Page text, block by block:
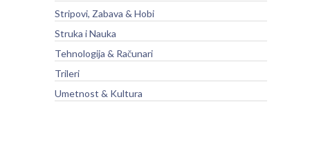
Stripovi, Zabava & Hobi
Struka i Nauka
Tehnologija & Računari
Trileri
Umetnost & Kultura